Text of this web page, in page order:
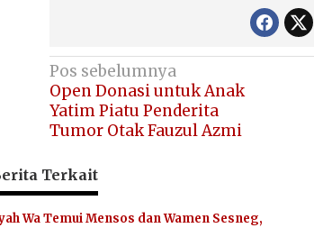
Navigasi
pos
Pos sebelumnya
Open Donasi untuk Anak
Yatim Piatu Penderita
Tumor Otak Fauzul Azmi
Terkait
Wa Temui Mensos dan Wamen Sesneg,